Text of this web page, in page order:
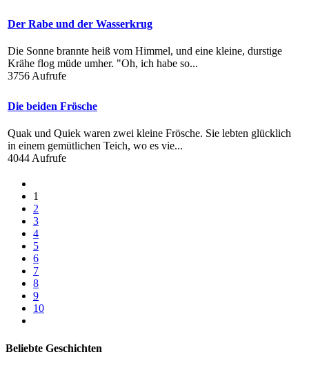
Der Rabe und der Wasserkrug
Die Sonne brannte heiß vom Himmel, und eine kleine, durstige
Krähe flog müde umher. "Oh, ich habe so...
3756 Aufrufe
Die beiden Frösche
Quak und Quiek waren zwei kleine Frösche. Sie lebten glücklich
in einem gemütlichen Teich, wo es vie...
4044 Aufrufe
1
2
3
4
5
6
7
8
9
10
Beliebte Geschichten